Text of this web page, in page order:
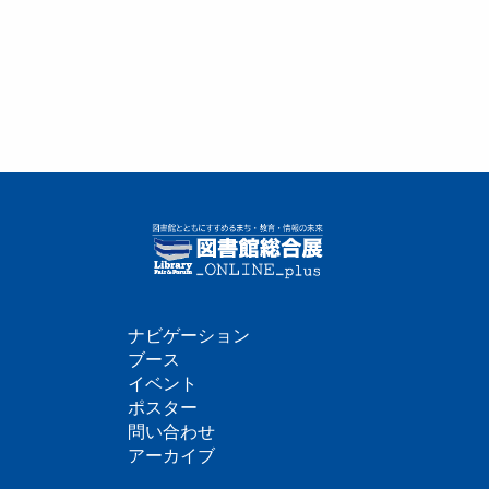
フ
ッ
タ
ナビゲーション
ブース
イベント
ポスター
問い合わせ
アーカイブ